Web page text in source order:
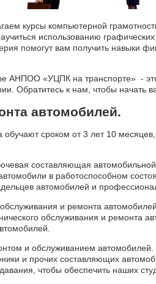
курсы компьютерной
использованию
помогут вам получить навыки
АНПОО «УЦПК на транспорте» -
Обратитесь к нам, чтобы начать
автомобилей.
сроком от 3 лет 10
составляющая
в работоспособном
автомобилей и
и ремонта
обслуживания и ремонта
и обслуживанием
и прочих составляющих
чтобы обеспечить наших